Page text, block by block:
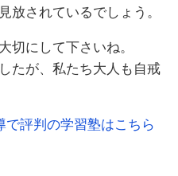
放されているでしょう。
切にして下さいね。
たが、私たち大人も自戒
評判の学習塾はこちら